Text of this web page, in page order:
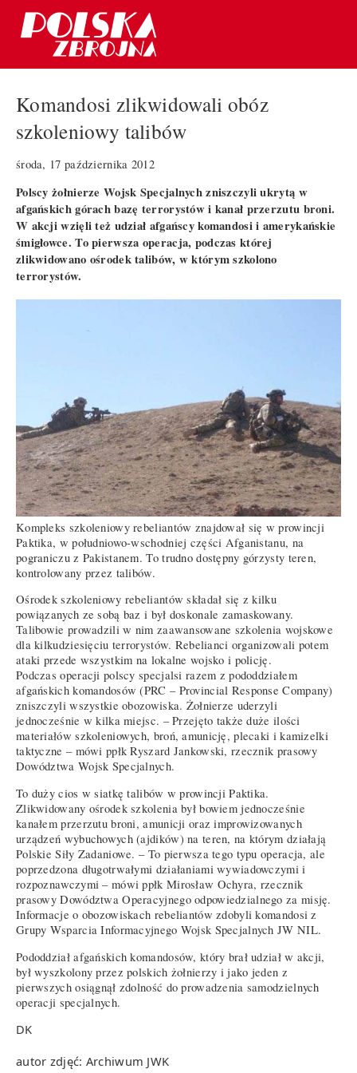
Komandosi zlikwidowali obóz
szkoleniowy talibów
środa, 17 października 2012
Polscy żołnierze Wojsk Specjalnych zniszczyli ukrytą w
afgańskich górach bazę terrorystów i kanał przerzutu broni.
W akcji wzięli też udział afgańscy komandosi i amerykańskie
śmigłowce. To pierwsza operacja, podczas której
zlikwidowano ośrodek talibów, w którym szkolono
terrorystów.
Kompleks szkoleniowy rebeliantów znajdował się w prowincji
Paktika, w południowo-wschodniej części Afganistanu, na
pograniczu z Pakistanem. To trudno dostępny górzysty teren,
kontrolowany przez talibów.
Ośrodek szkoleniowy rebeliantów składał się z kilku
powiązanych ze sobą baz i był doskonale zamaskowany.
Talibowie prowadzili w nim zaawansowane szkolenia wojskowe
dla kilkudziesięciu terrorystów. Rebelianci organizowali potem
ataki przede wszystkim na lokalne wojsko i policję.
Podczas operacji polscy specjalsi razem z pododdziałem
afgańskich komandosów (PRC – Provincial Response Company)
zniszczyli wszystkie obozowiska. Żołnierze uderzyli
jednocześnie w kilka miejsc. – Przejęto także duże ilości
materiałów szkoleniowych, broń, amunicję, plecaki i kamizelki
taktyczne – mówi ppłk Ryszard Jankowski, rzecznik prasowy
Dowództwa Wojsk Specjalnych.
To duży cios w siatkę talibów w prowincji Paktika.
Zlikwidowany ośrodek szkolenia był bowiem jednocześnie
kanałem przerzutu broni, amunicji oraz improwizowanych
urządzeń wybuchowych (ajdików) na teren, na którym działają
Polskie Siły Zadaniowe. – To pierwsza tego typu operacja, ale
poprzedzona długotrwałymi działaniami wywiadowczymi i
rozpoznawczymi – mówi ppłk Mirosław Ochyra, rzecznik
prasowy Dowództwa Operacyjnego odpowiedzialnego za misję.
Informacje o obozowiskach rebeliantów zdobyli komandosi z
Grupy Wsparcia Informacyjnego Wojsk Specjalnych JW NIL.
Pododdział afgańskich komandosów, który brał udział w akcji,
był wyszkolony przez polskich żołnierzy i jako jeden z
pierwszych osiągnął zdolność do prowadzenia samodzielnych
operacji specjalnych.
DK
autor zdjęć: Archiwum JWK